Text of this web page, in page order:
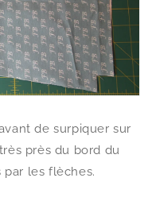
de surpiquer sur
près du bord du
les flèches.